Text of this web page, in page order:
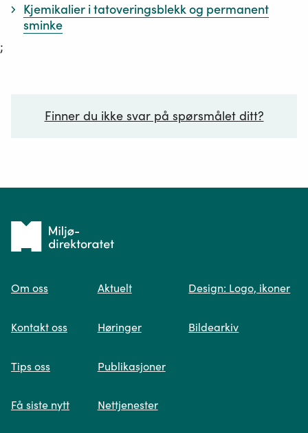
Kjemikalier i tatoveringsblekk og permanent
sminke
;
Finner du ikke svar på spørsmålet ditt?
Spør oss
søk og viser deg vår mest relevante
Tilbake
forsiden
Om oss
Kontakt oss
Tips oss
Få siste nytt
Aktuelt
Høringer
Publikasjoner
Nettjenester
Design: Logo, ikoner
Bildearkiv